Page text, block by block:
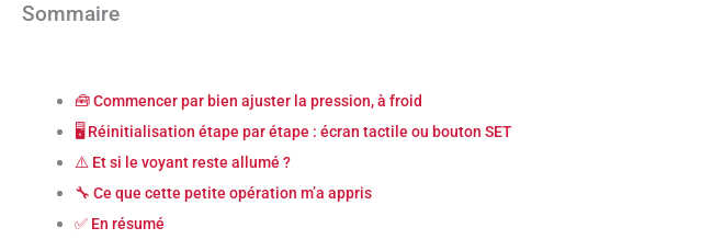
Sommaire
🧰 Commencer par bien ajuster la pression, à froid
🖥️ Réinitialisation étape par étape : écran tactile ou bouton SET
⚠️ Et si le voyant reste allumé ?
🔧 Ce que cette petite opération m’a appris
✅ En résumé